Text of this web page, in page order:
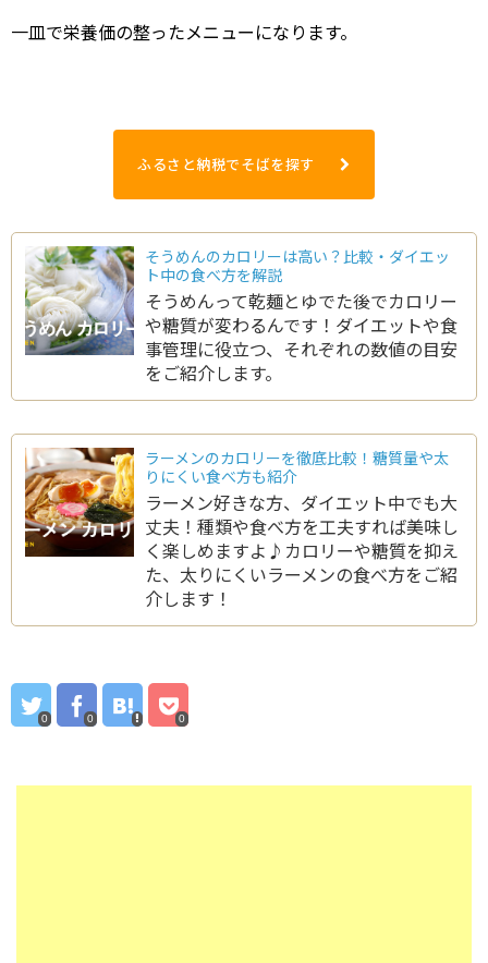
一皿で栄養価の整ったメニューになります。
ふるさと納税でそばを探す
そうめんのカロリーは高い？比較・ダイエッ
ト中の食べ方を解説
そうめんって乾麺とゆでた後でカロリー
や糖質が変わるんです！ダイエットや食
事管理に役立つ、それぞれの数値の目安
をご紹介します。
ラーメンのカロリーを徹底比較！糖質量や太
りにくい食べ方も紹介
ラーメン好きな方、ダイエット中でも大
丈夫！種類や食べ方を工夫すれば美味し
く楽しめますよ♪カロリーや糖質を抑え
た、太りにくいラーメンの食べ方をご紹
介します！
0 0 0